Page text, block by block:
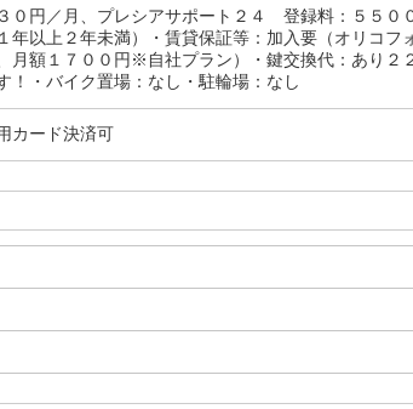
３０円／月、プレシアサポート２４ 登録料：
年以上２年未満）・賃貸保証等：加入要（オリコ
月額１７００円※自社プラン）・鍵交換代：あり２
！・バイク置場：なし・駐輪場：なし
カード決済可